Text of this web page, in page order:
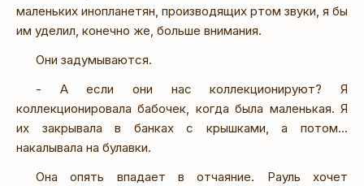
маленьких инопланетян, производящих ртом звуки, я бы
им уделил, конечно же, больше внимания.
Они задумываются.
- А если они нас коллекционируют? Я
коллекционировала бабочек, когда была маленькая. Я
их закрывала в банках с крышками, а потом...
накалывала на булавки.
Она опять впадает в отчаяние. Рауль хочет